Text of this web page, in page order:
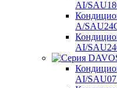
AI/
A/
AI/
AI/